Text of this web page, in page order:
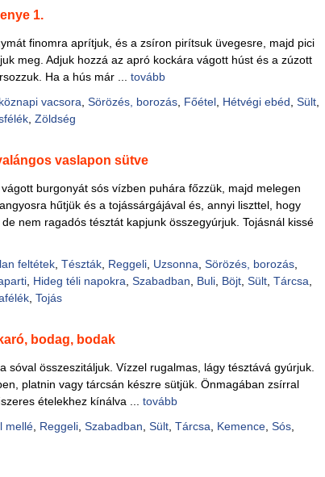
1.
finomra aprítjuk, és a zsíron pirítsuk üvegesre, majd pici
meg. Adjuk hozzá az apró kockára vágott húst és a zúzott
Ha a hús már ... tovább
vacsora Sörözés, borozás, Főétel, Hétvégi ebéd Sült,
, Zöldség
vaslapon sütve
burgonyát sós vízben puhára főzzük, majd melegen
hűtjük és a tojássárgájával és, annyi liszttel, hogy
nem ragadós tésztát kapjunk összegyúrjuk. Tojásnál kissé
feltétek, Tészták, Reggeli, Uzsonna Sörözés, borozás,
, Hideg téli napokra Szabadban Buli, Böjt, Sült, Tárcsa
, Tojás
bodag, bodak
sóval összeszitáljuk. Vízzel rugalmas, lágy tésztává gyúrjuk.
platnin vagy tárcsán készre sütjük. Önmagában zsírral
ételekhez kínálva ... tovább
mellé, Reggeli, Szabadban Sült, Tárcsa Kemence, Sós,